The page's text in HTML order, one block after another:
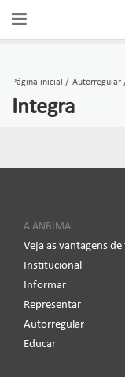
Página inicial Autorregular
Integra
A ANBIMA
Veja as vantagens
Institucional
Informar
Representar
Autorregular
Educar